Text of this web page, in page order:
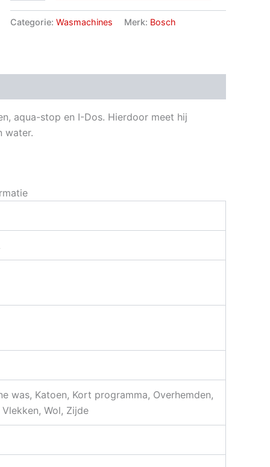
Categorie: Wasmachines Merk: Bosch
aqua-stop en I-Dos. Hierdoor meet hij
water.
was, Katoen, Kort programma, Overhemden,
Wol, Zijde